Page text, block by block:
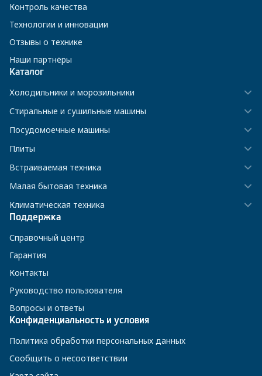
Контроль качества
Технологии и инновации
Отзывы о технике
Наши партнёры
Каталог
Холодильники и морозильники
Стиральные и сушильные машины
Посудомоечные машины
Плиты
Встраиваемая техника
Малая бытовая техника
Климатическая техника
Поддержка
Справочный центр
Гарантия
Контакты
Руководство пользователя
Вопросы и ответы
Конфиденциальность и условия
Политика обработки персональных данных
Сообщить о несоответствии